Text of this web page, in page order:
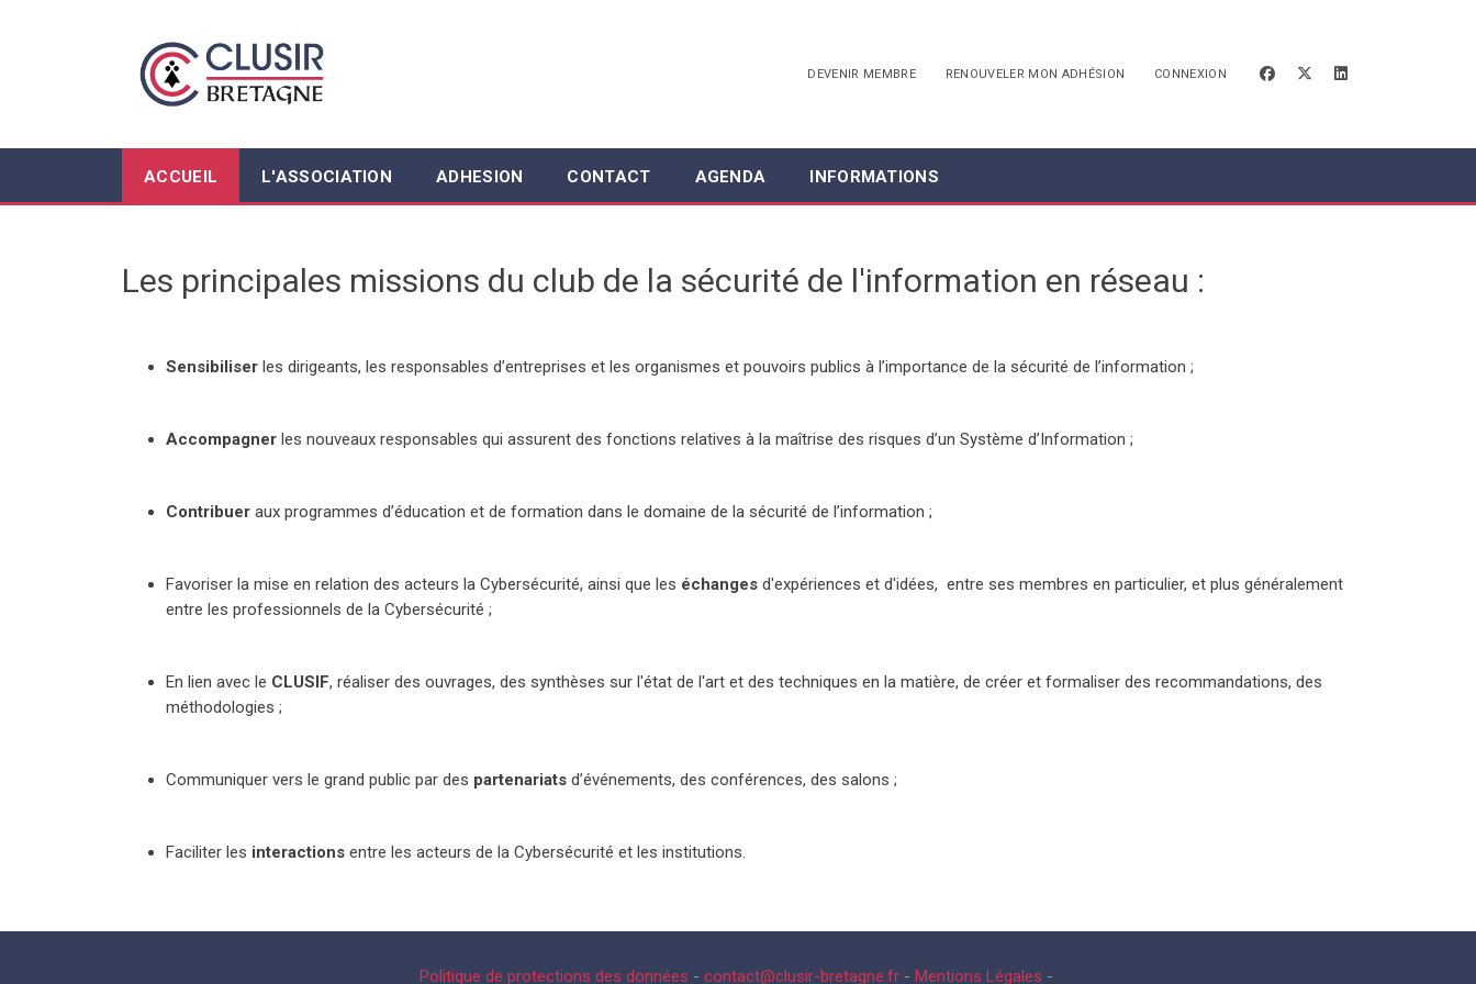
DEVENIR MEMBRE RENOUVELER MON ADHÉSION CONNEXION facebookx-twitterlinkedin
ACCUEIL L'ASSOCIATION ADHESION CONTACT AGENDA INFORMATIONS
Les principales missions du club de la sécurité de l'information en réseau :
Sensibiliser les dirigeants, les responsables d’entreprises et les organismes et pouvoirs publics à l’importance de la sécurité de l’information ;
Accompagner les nouveaux responsables qui assurent des fonctions relatives à la maîtrise des risques d’un Système d’Information ;
Contribuer aux programmes d’éducation et de formation dans le domaine de la sécurité de l’information ;
Favoriser la mise en relation des acteurs la Cybersécurité, ainsi que les échanges d'expériences et d'idées, entre ses membres en particulier, et plus généralement
entre les professionnels de la Cybersécurité ;
En lien avec le CLUSIF, réaliser des ouvrages, des synthèses sur l'état de l'art et des techniques en la matière, de créer et formaliser des recommandations, des
méthodologies ;
Communiquer vers le grand public par des partenariats d’événements, des conférences, des salons ;
Faciliter les interactions entre les acteurs de la Cybersécurité et les institutions.
Politique de protections des données - contact@clusir-bretagne.fr- Mentions Légales -